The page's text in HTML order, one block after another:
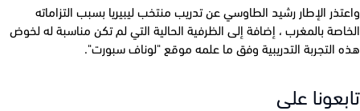
الإطار رشيد الطاوسي عن تدريب منتخب ليبيريا بسبب التزاماته
بالمغرب ، إضافة إلى الظرفية الحالية التي لم تكن مناسبة له لخوض
التجربة التدريبية وفق ما علمه موقع "لوناف سبورت".
على